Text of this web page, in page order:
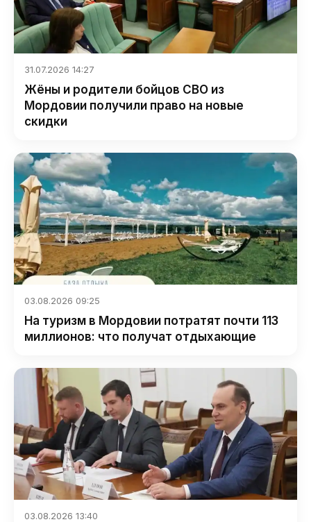
31.07.2026 14:27
Жёны и родители бойцов СВО из
Мордовии получили право на новые
скидки
03.08.2026 09:25
На туризм в Мордовии потратят почти 113
миллионов: что получат отдыхающие
03.08.2026 13:40